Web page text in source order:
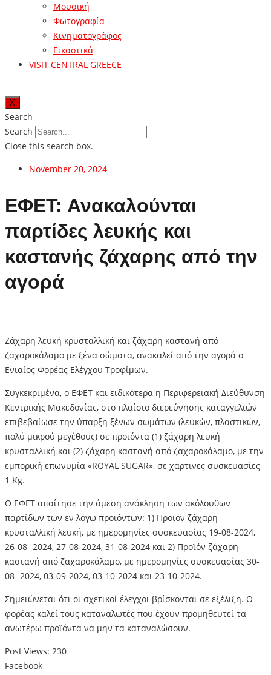
Μουσική
Φωτογραφία
Κινηματογράφος
Εικαστικά
VISIT CENTRAL GREECE
X
Search
Search
Close this search box.
November 20, 2024
ΕΦΕΤ: Ανακαλούνται
παρτίδες λευκής και
καστανής ζάχαρης από την
αγορά
Zάχαρη λευκή κρυσταλλική και ζάχαρη καστανή από
ζαχαροκάλαμο με ξένα σώματα, ανακαλεί από την αγορά ο
Ενιαίος Φορέας Ελέγχου Τροφίμων.
Συγκεκριμένα, ο ΕΦΕΤ και ειδικότερα η Περιφερειακή Διεύθυνση
Κεντρικής Μακεδονίας, στο πλαίσιο διερεύνησης καταγγελιών
επιβεβαίωσε την ύπαρξη ξένων σωμάτων (λευκών, πλαστικών,
πολύ μικρού μεγέθους) σε προϊόντα (1) ζάχαρη λευκή
κρυσταλλική και (2) ζάχαρη καστανή από ζαχαροκάλαμο, με την
εμπορική επωνυμία «ROYAL SUGAR», σε χάρτινες συσκευασίες
1 Kg.
Ο ΕΦΕΤ απαίτησε την άμεση ανάκληση των ακόλουθων
παρτίδων των εν λόγω προϊόντων: 1) Προϊόν ζάχαρη
κρυσταλλική λευκή, με ημερομηνίες συσκευασίας 19-08-2024,
26-08- 2024, 27-08-2024, 31-08-2024 και 2) Προϊόν ζάχαρη
καστανή από ζαχαροκάλαμο, με ημερομηνίες συσκευασίας 30-
08- 2024, 03-09-2024, 03-10-2024 και 23-10-2024.
Σημειώνεται ότι οι σχετικοί έλεγχοι βρίσκονται σε εξέλιξη. Ο
φορέας καλεί τους καταναλωτές που έχουν προμηθευτεί τα
ανωτέρω προϊόντα να μην τα καταναλώσουν.
Post Views: 230
Facebook